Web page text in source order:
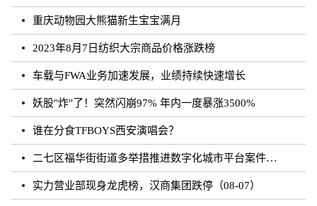
重庆动物园大熊猫新生宝宝满月
2023年8月7日纺织大宗商品价格涨跌榜
车载与FWA业务加速发展，业绩持续快速增长
妖股"炸"了！突然闪崩97% 年内一度暴涨3500%
谁在分食TFBOYS西安演唱会？
二七区福华街街道多举措推进数字化城市平台案件处理工作
实力营业部现身龙虎榜，汉商集团跌停（08-07）